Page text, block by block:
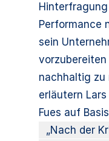
Performance
sein
nachhaltig zu
erläutern
Fues auf
„Nach der